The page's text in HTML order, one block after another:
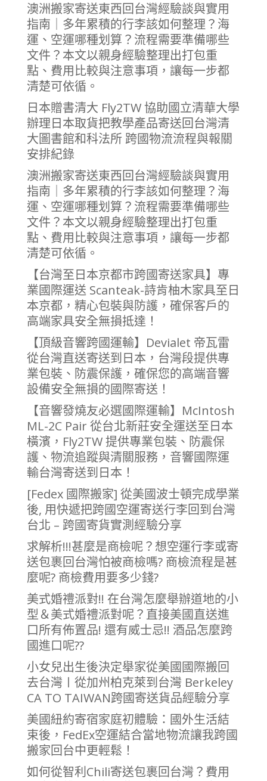
澳洲搬家寄送東西回台灣經驗談與實用
指南｜多年累積的行李該如何整理？海
運、空運哪種划算？流程需要準備哪些
文件？本文以親身經驗整理出打包重
點、費用比較與注意事項，讓每一步都
清楚可依循。
日本贈書清大 Fly2TW 協助國立清華大學
辦理日本取貨把教學產品寄送回台灣清
大圖書館和科法所 跨國物流流程與報關
安排紀錄
澳洲搬家寄送東西回台灣經驗談與實用
指南｜多年累積的行李該如何整理？海
運、空運哪種划算？流程需要準備哪些
文件？本文以親身經驗整理出打包重
點、費用比較與注意事項，讓每一步都
清楚可依循。
【台灣至日本京都市跨國寄送家具】專
業國際運送 Scanteak-詩肯柚木家具至日
本京都，精心包裝與防護，確保客戶的
高端家具安全無損抵達！
【頂級音響跨國運輸】Devialet 帝瓦雷
從台灣直送寄送到日本，台灣段提供專
業包裝、防震保護，確保您的高端音響
設備安全無損的國際寄送！
【音響發燒友必選國際運輸】McIntosh
ML-2C Pair 從台北新莊安全運送至日本
橫濱，Fly2TW 提供專業包裝、防震保
護、物流追蹤與清關服務，音響國際運
輸台灣寄送到日本！
[Fedex 國際搬家] 從美國波士頓完成學業
後, 用快遞把跨國空運寄送行李回到台灣
台北 – 跨國寄貨實測經驗分享
求解析!!!甚麼是商檢呢？想空運行李或寄
送包裹回台灣怕被商檢嗎? 商檢流程是甚
麼呢? 商檢費用要多少錢?
美式婚禮派對!! 在台灣怎麼舉辦道地的小
型＆美式婚禮派對呢？直接美國直送進
口所有佈置品! 還有威士忌!! 酒品怎麼跨
國進口呢??
小女兒出生後決定舉家從美國國際搬回
去台灣〡從加州柏克萊到台灣 Berkeley
CA TO TAIWAN跨國寄送貨品經驗分享
美國紐約寄宿家庭初體驗：國外生活結
束後，FedEx空運結合當地物流讓我跨國
搬家回台中更輕鬆！
如何從智利Chili寄送包裹回台灣？費用